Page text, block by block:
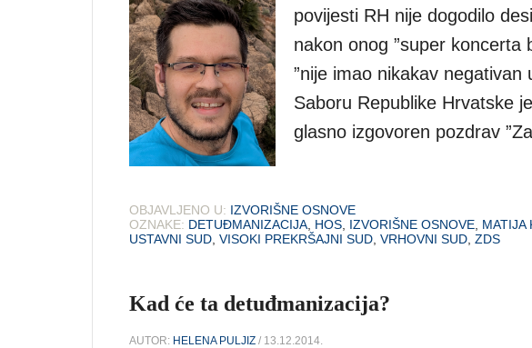
povijesti RH nije dogodilo
nakon onog ”super koncerta
”nije imao nikakav
Saboru Republike Hrvatske
glasno izgovoren pozdrav
OBJAVLJENO U: IZVORIŠNE OSNOVE
OZNAKE: DETUĐMANIZACIJA HOS IZVORIŠNE OSNOVE MATIJA
USTAVNI SUD VISOKI PREKRŠAJNI SUD VRHOVNI SUD ZDS
Kad će ta detuđmanizacija?
AUTOR: HELENA PULJIZ / 13.12.2014.